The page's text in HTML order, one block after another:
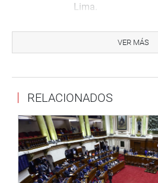
Lima.
Enlace con el
República.
7777anexo:3159.
Inscripciones: INSCRÍBASE AQUÍ
SE ENTREGARÁN
LOS ASISTENTES.
VER MÁS
RELACIONADOS